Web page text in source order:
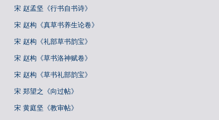
宋 赵孟坚《行书自书诗》
宋 赵构《真草书养生论卷》
宋 赵构《礼部草书韵宝》
宋 赵构《草书洛神赋卷》
宋 赵构《草书礼部韵宝》
宋 郑望之《向过帖》
宋 黄庭坚《教审帖》